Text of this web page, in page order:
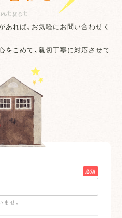
れば、お気軽にお問い合わせく
をこめて、親切丁寧に対応させて
必須
せ。